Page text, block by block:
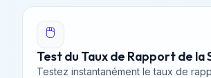
🖱️
Test du Taux de Rapport de la
Testez instantanément le taux de